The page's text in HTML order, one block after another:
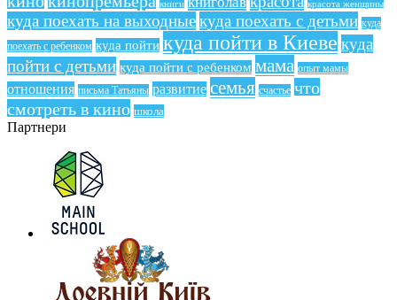
книги красота женщины
куда поехать на выходныекуда поехать с детьми куда
поехать с ребенком куда пойти куда пойти в Киеве куда
пойти с детьми куда пойти с ребенком мама опыт мамы
отношения письма Татьяны развитие семья счастье что
смотреть в кино школа
Партнери